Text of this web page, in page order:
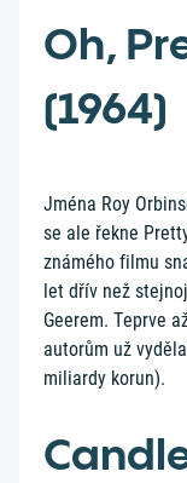
Oh,
(1964)
Jména Roy
se ale řekne
známého filmu
let dřív než
Geerem. Teprve
autorům už
miliardy korun).